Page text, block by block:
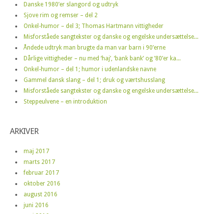
Danske 1980’er slangord og udtryk
Sjove rim og remser – del 2
Onkel-humor – del 3; Thomas Hartmann vittigheder
Misforståede sangtekster og danske og engelske undersættelse...
Åndede udtryk man brugte da man var barn i 90’erne
Dårlige vittigheder – nu med ‘haj’, ‘bank bank’ og ’80’er ka...
Onkel-humor – del 1; humor i udenlandske navne
Gammel dansk slang – del 1; druk og værtshusslang
Misforståede sangtekster og danske og engelske undersættelse...
Steppeulvene – en introduktion
ARKIVER
maj 2017
marts 2017
februar 2017
oktober 2016
august 2016
juni 2016